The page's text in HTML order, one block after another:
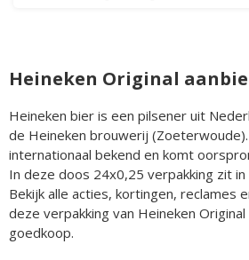
Heineken Original
Heineken bier is een pilsener uit
de Heineken brouwerij
internationaal bekend en komt
In deze doos 24x0,25 verpakking zit
Bekijk alle acties, kortingen, reclames
deze verpakking van Heineken
goedkoop.